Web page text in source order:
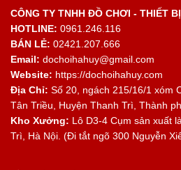
CÔNG TY TNHH ĐỒ CHƠI - THIẾT
HOTLINE: 0961.246.116
BÁN LẺ: 02421.207.666
Email: dochoihahuy@gmail.com
Website: https://dochoihahuy.com
Địa Chỉ: Số 20, ngách 215/16/1 xóm
Tân Triều, Huyện Thanh Trì, Thành
Kho Xưởng: Lô D3-4 Cụm sản xuất
Trì, Hà Nội. (Đi tắt ngõ 300 Nguyễn